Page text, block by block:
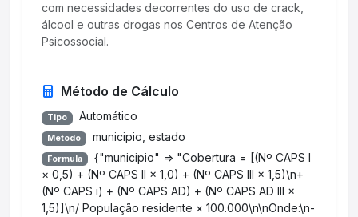
com necessidades decorrentes do uso de crack,
álcool e outras drogas nos Centros de Atenção
Psicossocial.
Método de Cálculo
Tipo Automático
Metodo municipio, estado
Formula
{"municipio" => "Cobertura = [(Nº CAPS I
× 0,5) + (Nº CAPS II × 1,0) + (Nº CAPS III × 1,5)\n+
(Nº CAPS i) + (Nº CAPS AD) + (Nº CAPS AD III ×
1,5)]\n/ População residente × 100.000\n\nOnde:\n-